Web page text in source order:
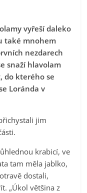
vyřeší daleko
také mnohem
nezdarech
snaží hlavolam
do kterého se
Loránda v
jim
krabicí, ve
tam měla jablko,
dostali,
„Úkol většina z